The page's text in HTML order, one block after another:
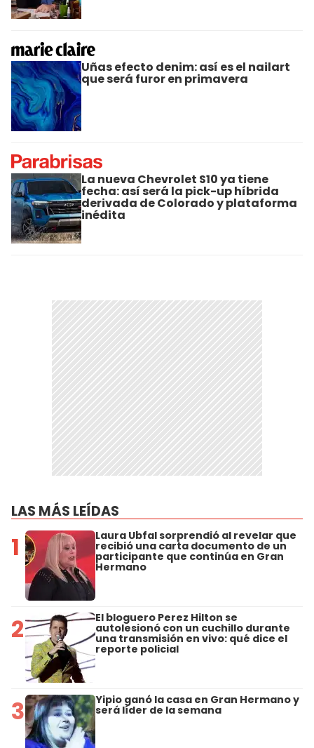
Uñas efecto denim: así es el nailart
que será furor en primavera
La nueva Chevrolet S10 ya tiene
fecha: así será la pick-up híbrida
derivada de Colorado y plataforma
inédita
LAS MÁS LEÍDAS
1 Laura Ubfal sorprendió al revelar que
recibió una carta documento de un
participante que continúa en Gran
Hermano
2 El bloguero Perez Hilton se
autolesionó con un cuchillo durante
una transmisión en vivo: qué dice el
reporte policial
3 Yipio ganó la casa en Gran Hermano y
será líder de la semana